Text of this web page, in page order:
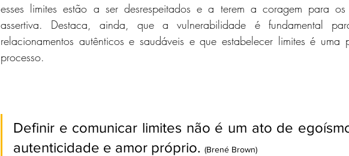
esses limites estão a ser desrespeitados e a terem a coragem para
assertiva. Destaca, ainda, que a vulnerabilidade é fundamental
relacionamentos autênticos e saudáveis e que estabelecer limites é uma
processo.
Definir e comunicar limites não é um ato de
autenticidade e amor próprio. (Brené Brown)